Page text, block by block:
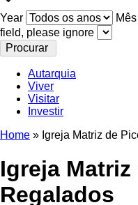
Year Mês
field, please ignore
Autarquia
Viver
Visitar
Investir
Home » Igreja Matriz de
Igreja
Regalados